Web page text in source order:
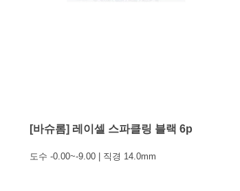
[바슈롬] 레이셀 스파클링 블랙 6p
도수 -0.00~-9.00 | 직경 14.0mm